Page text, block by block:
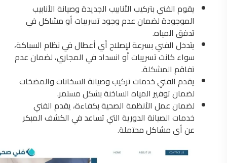
يقوم الفني بتركيب الأنابيب الجديدة وصيانة الأنابيب
الموجودة لضمان عدم وجود تسريبات أو مشاكل في
تدفق المياه.
يتدخل الفني بسرعة لإصلاح أي أعطال في نظام السباكة،
سواء كانت تسريبات أو انسداد في المجاري، لضمان عدم
تفاقم المشكلة.
يقدم الفني خدمات تركيب وصيانة السخانات والمضخات
لضمان توفير المياه الساخنة بشكل مستمر.
لضمان عمل الأنظمة الصحية بكفاءة، يقدم الفني
خدمات الصيانة الدورية التي تساعد في الكشف المبكر
عن أي مشاكل محتملة.